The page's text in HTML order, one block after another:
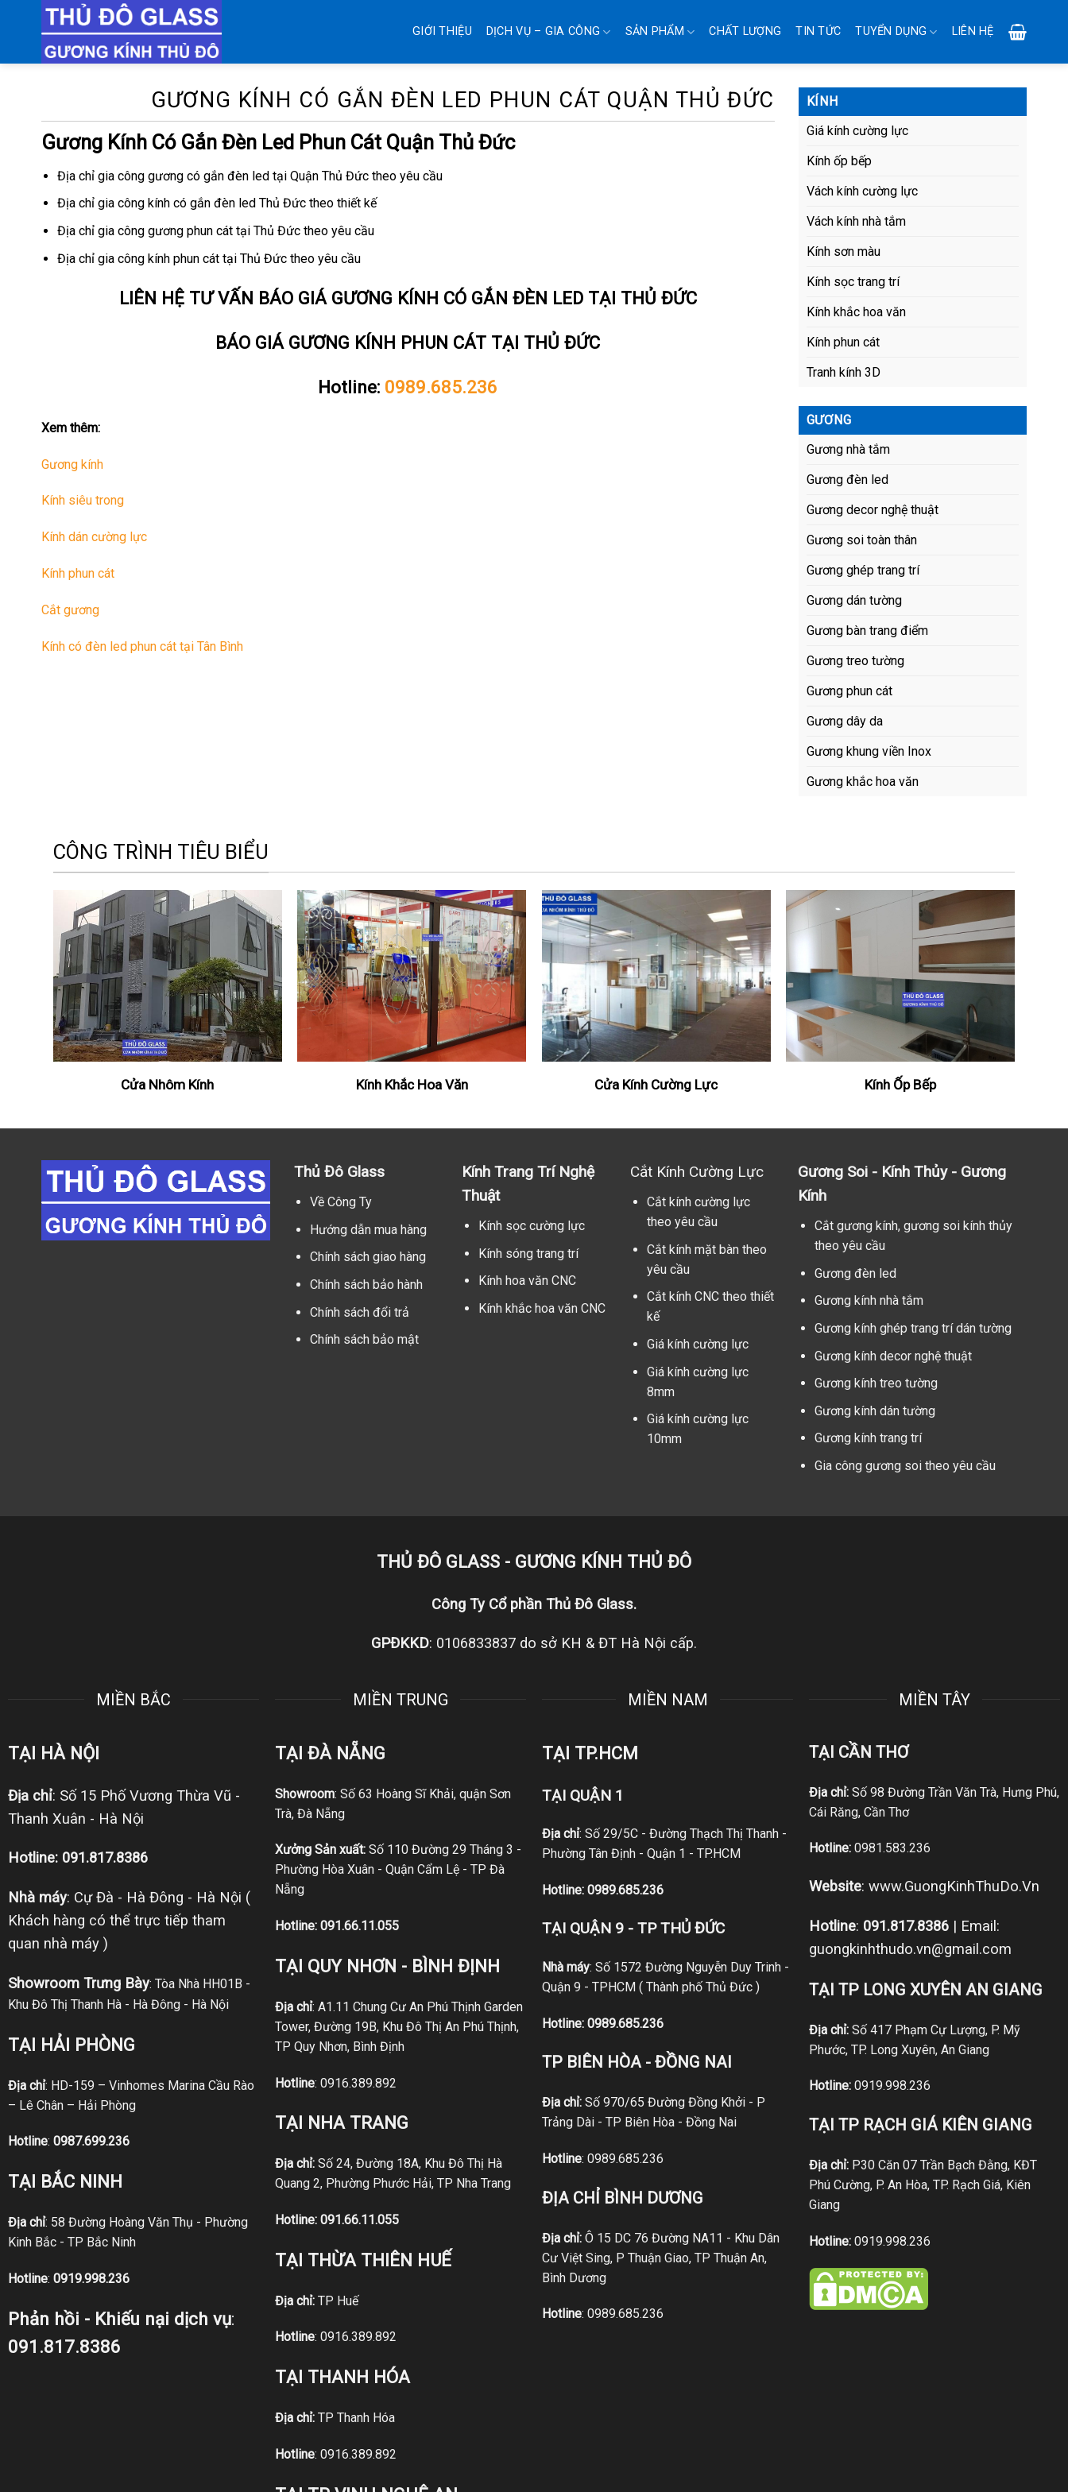
dung
GIỚI THIỆU DỊCH VỤ – GIA CÔNG SẢN PHẨM CHẤT LƯỢNG TIN TỨC TUYỂN DỤNG LIÊN HỆ
GƯƠNG KÍNH CÓ GẮN ĐÈN LED PHUN CÁT QUẬN THỦ ĐỨC
Gương Kính Có Gắn Đèn Led Phun Cát Quận Thủ Đức
Địa chỉ gia công gương có gắn đèn led tại Quận Thủ Đức theo yêu cầu
Địa chỉ gia công kính có gắn đèn led Thủ Đức theo thiết kế
Địa chỉ gia công gương phun cát tại Thủ Đức theo yêu cầu
Địa chỉ gia công kính phun cát tại Thủ Đức theo yêu cầu
LIÊN HỆ TƯ VẤN BÁO GIÁ GƯƠNG KÍNH CÓ GẮN ĐÈN LED TẠI THỦ ĐỨC
BÁO GIÁ GƯƠNG KÍNH PHUN CÁT TẠI THỦ ĐỨC
Hotline: 0989.685.236
Xem thêm:
Gương kính
Kính siêu trong
Kính dán cường lực
Kính phun cát
Cắt gương
Kính có đèn led phun cát tại Tân Bình
KÍNH
Giá kính cường lực
Kính ốp bếp
Vách kính cường lực
Vách kính nhà tắm
Kính sơn màu
Kính sọc trang trí
Kính khắc hoa văn
Kính phun cát
Tranh kính 3D
GƯƠNG
Gương nhà tắm
Gương đèn led
Gương decor nghệ thuật
Gương soi toàn thân
Gương ghép trang trí
Gương dán tường
Gương bàn trang điểm
Gương treo tường
Gương phun cát
Gương dây da
Gương khung viền Inox
Gương khắc hoa văn
CÔNG TRÌNH TIÊU BIỂU
Cửa Nhôm Kính Kính Khắc Hoa Văn Cửa Kính Cường Lực Kính Ốp Bếp
Thủ Đô Glass
Về Công Ty
Hướng dẫn mua hàng
Chính sách giao hàng
Chính sách bảo hành
Chính sách đổi trả
Chính sách bảo mật
Kính Trang Trí Nghệ
Thuật
Kính sọc cường lực
Kính sóng trang trí
Kính hoa văn CNC
Kính khắc hoa văn CNC
Cắt Kính Cường Lực
Cắt kính cường lực
theo yêu cầu
Cắt kính mặt bàn theo
yêu cầu
Cắt kính CNC theo thiết
kế
Giá kính cường lực
Giá kính cường lực
8mm
Giá kính cường lực
10mm
Gương Soi - Kính Thủy - Gương
Kính
Cắt gương kính, gương soi kính thủy
theo yêu cầu
Gương đèn led
Gương kính nhà tắm
Gương kính ghép trang trí dán tường
Gương kính decor nghệ thuật
Gương kính treo tường
Gương kính dán tường
Gương kính trang trí
Gia công gương soi theo yêu cầu
THỦ ĐÔ GLASS - GƯƠNG KÍNH THỦ ĐÔ
Công Ty Cổ phần Thủ Đô Glass.
GPĐKKD: 0106833837 do sở KH & ĐT Hà Nội cấp.
MIỀN BẮC
TẠI HÀ NỘI
Địa chỉ: Số 15 Phố Vương Thừa Vũ -
Thanh Xuân - Hà Nội
Hotline: 091.817.8386
Nhà máy: Cự Đà - Hà Đông - Hà Nội (
Khách hàng có thể trực tiếp tham
quan nhà máy )
Showroom Trưng Bày: Tòa Nhà HH01B -
Khu Đô Thị Thanh Hà - Hà Đông - Hà Nội
TẠI HẢI PHÒNG
Địa chỉ: HD-159 – Vinhomes Marina Cầu Rào
– Lê Chân – Hải Phòng
Hotline: 0987.699.236
TẠI BẮC NINH
Địa chỉ: 58 Đường Hoàng Văn Thụ - Phường
Kinh Bắc - TP Bắc Ninh
Hotline: 0919.998.236
Phản hồi - Khiếu nại dịch vụ:
091.817.8386
MIỀN TRUNG
TẠI ĐÀ NẴNG
Showroom: Số 63 Hoàng Sĩ Khải, quận Sơn
Trà, Đà Nẵng
Xưởng Sản xuất:Số 110 Đường 29 Tháng 3 -
Phường Hòa Xuân - Quận Cẩm Lệ - TP Đà
Nẵng
Hotline: 091.66.11.055
TẠI QUY NHƠN - BÌNH ĐỊNH
Địa chỉ: A1.11 Chung Cư An Phú Thịnh Garden
Tower, Đường 19B, Khu Đô Thị An Phú Thịnh,
TP Quy Nhơn, Bình Định
Hotline: 0916.389.892
TẠI NHA TRANG
Địa chỉ:Số 24, Đường 18A, Khu Đô Thị Hà
Quang 2, Phường Phước Hải, TP Nha Trang
Hotline: 091.66.11.055
TẠI THỪA THIÊN HUẾ
Địa chỉ:TP Huế
Hotline: 0916.389.892
TẠI THANH HÓA
Địa chỉ:TP Thanh Hóa
Hotline: 0916.389.892
MIỀN NAM
TẠI TP.HCM
TẠI QUẬN 1
Địa chỉ: Số 29/5C - Đường Thạch Thị Thanh -
Phường Tân Định - Quận 1 - TP.HCM
Hotline: 0989.685.236
TẠI QUẬN 9 - TP THỦ ĐỨC
Nhà máy: Số 1572 Đường Nguyễn Duy Trinh -
Quận 9 - TPHCM ( Thành phố Thủ Đức )
Hotline: 0989.685.236
TP BIÊN HÒA - ĐỒNG NAI
Địa chỉ:Số 970/65 Đường Đồng Khởi - P
Trảng Dài - TP Biên Hòa - Đồng Nai
Hotline: 0989.685.236
ĐỊA CHỈ BÌNH DƯƠNG
Địa chỉ:Ô 15 DC 76 Đường NA11 - Khu Dân
Cư Việt Sing, P Thuận Giao, TP Thuận An,
Bình Dương
Hotline: 0989.685.236
MIỀN TÂY
TẠI CẦN THƠ
Địa chỉ:Số 98 Đường Trần Văn Trà, Hưng Phú,
Cái Răng, Cần Thơ
Hotline: 0981.583.236
Website: www.GuongKinhThuDo.Vn
Hotline: 091.817.8386| Email:
guongkinhthudo.vn@gmail.com
TẠI TP LONG XUYÊN AN GIANG
Địa chỉ:Số 417 Phạm Cự Lượng, P. Mỹ
Phước, TP. Long Xuyên, An Giang
Hotline: 0919.998.236
TẠI TP RẠCH GIÁ KIÊN GIANG
Địa chỉ:P30 Căn 07 Trần Bạch Đằng, KĐT
Phú Cường, P. An Hòa, TP. Rạch Giá, Kiên
Giang
Hotline: 0919.998.236